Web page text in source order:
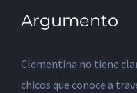
Argumento
Clementina no tiene
chicos que conoce a